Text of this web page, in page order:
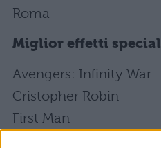
Roma
Miglior effetti
Avengers: Infinity War
Cristopher Robin
First Man